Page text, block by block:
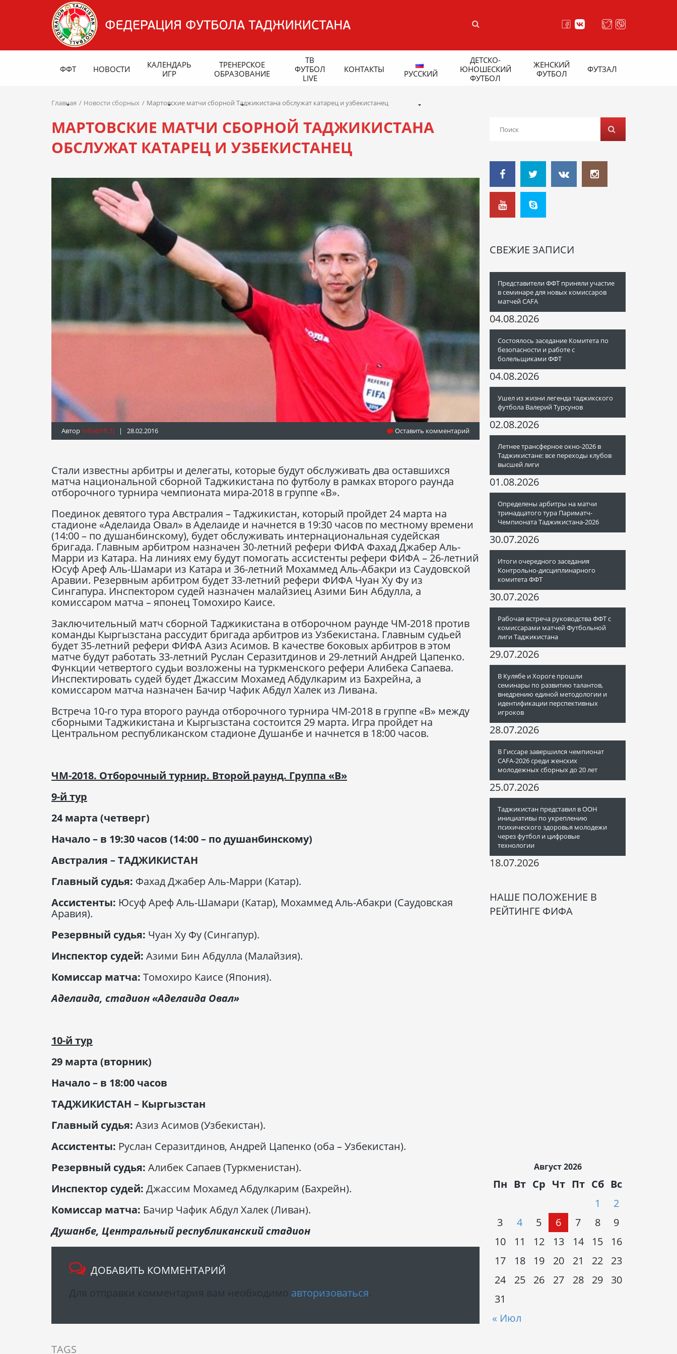
ФФТ НОВОСТИ
КАЛЕНДАРЬ
ИГР
ТРЕНЕРСКОЕ
ОБРАЗОВАНИЕ
ТВ
ФУТБОЛ
LIVE
КОНТАКТЫ РУССКИЙ
ДЕТСКО-
ЮНОШЕСКИЙ
ФУТБОЛ
ЖЕНСКИЙ
ФУТБОЛ
ФУТЗАЛ
Главная Новости сборных Мартовские матчи сборной Таджикистана обслужат катарец и узбекистанец
МАРТОВСКИЕ МАТЧИ СБОРНОЙ ТАДЖИКИСТАНА
ОБСЛУЖАТ КАТАРЕЦ И УЗБЕКИСТАНЕЦ
Автор Info@fft.tj | 28.02.2016 Оставить комментарий
Стали известны арбитры и делегаты, которые будут обслуживать два оставшихся
матча национальной сборной Таджикистана по футболу в рамках второго раунда
отборочного турнира чемпионата мира-2018 в группе «В».
Поединок девятого тура Австралия – Таджикистан, который пройдет 24 марта на
стадионе «Аделаида Овал» в Аделаиде и начнется в 19:30 часов по местному времени
(14:00 – по душанбинскому), будет обслуживать интернациональная судейская
бригада. Главным арбитром назначен 30-летний рефери ФИФА Фахад Джабер Аль-
Марри из Катара. На линиях ему будут помогать ассистенты рефери ФИФА – 26-летний
Юсуф Ареф Аль-Шамари из Катара и 36-летний Мохаммед Аль-Абакри из Саудовской
Аравии. Резервным арбитром будет 33-летний рефери ФИФА Чуан Ху Фу из
Сингапура. Инспектором судей назначен малайзиец Азими Бин Абдулла, а
комиссаром матча – японец Томохиро Каисе.
Заключительный матч сборной Таджикистана в отборочном раунде ЧМ-2018 против
команды Кыргызстана рассудит бригада арбитров из Узбекистана. Главным судьей
будет 35-летний рефери ФИФА Азиз Асимов. В качестве боковых арбитров в этом
матче будут работать 33-летний Руслан Серазитдинов и 29-летний Андрей Цапенко.
Функции четвертого судьи возложены на туркменского рефери Алибека Сапаева.
Инспектировать судей будет Джассим Мохамед Абдулкарим из Бахрейна, а
комиссаром матча назначен Бачир Чафик Абдул Халек из Ливана.
Встреча 10-го тура второго раунда отборочного турнира ЧМ-2018 в группе «В» между
сборными Таджикистана и Кыргызстана состоится 29 марта. Игра пройдет на
Центральном республиканском стадионе Душанбе и начнется в 18:00 часов.
ЧМ-2018. Отборочный турнир. Второй раунд. Группа «В»
9-й тур
24 марта (четверг)
Начало – в 19:30 часов (14:00 – по душанбинскому)
Австралия – ТАДЖИКИСТАН
Главный судья: Фахад Джабер Аль-Марри (Катар).
Ассистенты: Юсуф Ареф Аль-Шамари (Катар), Мохаммед Аль-Абакри (Саудовская
Аравия).
Резервный судья: Чуан Ху Фу (Сингапур).
Инспектор судей: Азими Бин Абдулла (Малайзия).
Комиссар матча: Томохиро Каисе (Япония).
Аделаида, стадион «Аделаида Овал»
10-й тур
29 марта (вторник)
Начало – в 18:00 часов
ТАДЖИКИСТАН – Кыргызстан
Главный судья: Азиз Асимов (Узбекистан).
Ассистенты: Руслан Серазитдинов, Андрей Цапенко (оба – Узбекистан).
Резервный судья: Алибек Сапаев (Туркменистан).
Инспектор судей: Джассим Мохамед Абдулкарим (Бахрейн).
Комиссар матча: Бачир Чафик Абдул Халек (Ливан).
Душанбе, Центральный республиканский стадион
ДОБАВИТЬ КОММЕНТАРИЙ
авторизоваться
TAGS
СВЕЖИЕ ЗАПИСИ
Представители ФФТ приняли участие
в семинаре для новых комиссаров
матчей CAFA
04.08.2026
Состоялось заседание Комитета по
безопасности и работе с
болельщиками ФФТ
04.08.2026
Ушел из жизни легенда таджикского
футбола Валерий Турсунов
02.08.2026
Летнее трансферное окно-2026 в
Таджикистане: все переходы клубов
высшей лиги
01.08.2026
Определены арбитры на матчи
тринадцатого тура Париматч-
Чемпионата Таджикистана-2026
30.07.2026
Итоги очередного заседания
Контрольно-дисциплинарного
комитета ФФТ
30.07.2026
Рабочая встреча руководства ФФТ с
комиссарами матчей Футбольной
лиги Таджикистана
29.07.2026
В Кулябе и Хороге прошли
семинары по развитию талантов,
внедрению единой методологии и
идентификации перспективных
игроков
28.07.2026
В Гиссаре завершился чемпионат
CAFA-2026 среди женских
молодежных сборных до 20 лет
25.07.2026
Таджикистан представил в ООН
инициативы по укреплению
психического здоровья молодежи
через футбол и цифровые
технологии
18.07.2026
НАШЕ ПОЛОЖЕНИЕ В
РЕЙТИНГЕ ФИФА
Август 2026
Пн Вт Ср Чт Пт Сб Вс
« Июл
1
2
3
4 5 6 7 8
9
10
11 12 13 14 15
16
17
18 19 20 21 22
23
24
25 26 27 28 29
30
31